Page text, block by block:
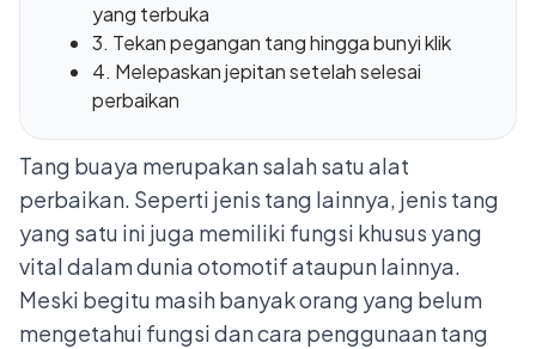
yang terbuka
3. Tekan pegangan tang hingga bunyi klik
4. Melepaskan jepitan setelah selesai
perbaikan
Tang buaya merupakan salah satu alat
perbaikan. Seperti jenis tang lainnya, jenis tang
yang satu ini juga memiliki fungsi khusus yang
vital dalam dunia otomotif ataupun lainnya.
Meski begitu masih banyak orang yang belum
mengetahui fungsi dan cara penggunaan tang